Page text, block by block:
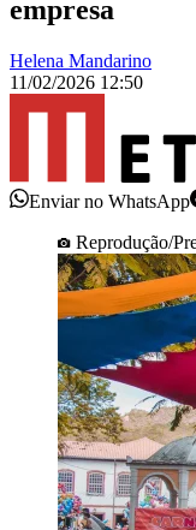
empresa
Helena Mandarino
11/02/2026 12:50
Enviar no WhatsApp
Reprodução/